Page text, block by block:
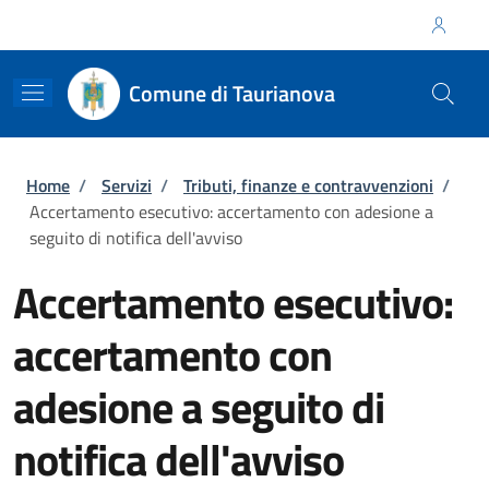
Comune di Taurianova
Briciole di pane
Home / Servizi / Tributi, finanze e contravvenzioni /
Accertamento esecutivo: accertamento con adesione a
seguito di notifica dell'avviso
Accertamento esecutivo:
accertamento con
adesione a seguito di
notifica dell'avviso